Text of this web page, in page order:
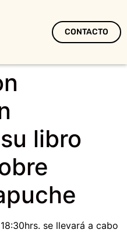
CONTACTO
libro
se llevará a cabo